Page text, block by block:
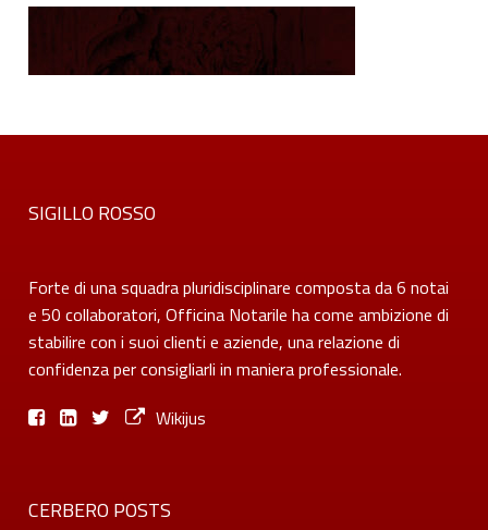
SIGILLO ROSSO
Forte di una squadra pluridisciplinare composta da 6 notai
e 50 collaboratori, Officina Notarile ha come ambizione di
stabilire con i suoi clienti e aziende, una relazione di
confidenza per consigliarli in maniera professionale.
Wikijus
CERBERO POSTS